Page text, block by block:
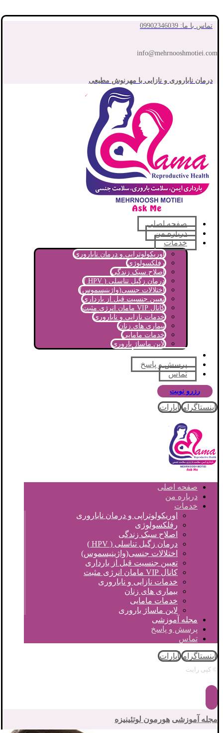
تماس با ما: 09902346039
info@mehrnooshmotiei.com
درمان ناباروری و نازایی با مهرنوش مطیعی
صفحه اصلی
درباره من
خدمات
اوریکولوتراپی و درمان ناباروری
رفلکسولوژی
اصلاح سبک زندگی
درمان زگیل تناسلی ( HPV )
اختلالات جنسی(واژینیسموس)
تعیین جنسیت قبل از بارداری
کانال VIP مامان انرژی مثبت
خدمات نازایی و ناباروری
بیماری های زنان
خدمات مامایی
لاین ماساژ باروری
مجله آموزشی
پرسش و پاسخ
تماس
رزرو نوبت
اینستاگرام آپارات
صفحه اصلی
درباره من
خدمات
اوریکولوتراپی و درمان ناباروری
رفلکسولوژی
اصلاح سبک زندگی
درمان زگیل تناسلی ( HPV )
اختلالات جنسی(واژینیسموس)
تعیین جنسیت قبل از بارداری
کانال VIP مامان انرژی مثبت
خدمات نازایی و ناباروری
بیماری های زنان
خدمات مامایی
لاین ماساژ باروری
مجله آموزشی
پرسش و پاسخ
تماس
اینستاگرام آپارات
© کپی رایت
مجله آموزشی هورمون لوتئینیزه